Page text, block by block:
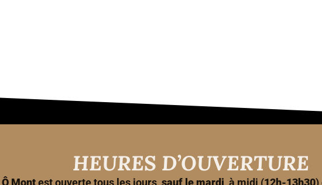
HEURES D’OUVERTURE
Montest ouverte tous les jours, sauf le mardi , à midi (12h-13h30)